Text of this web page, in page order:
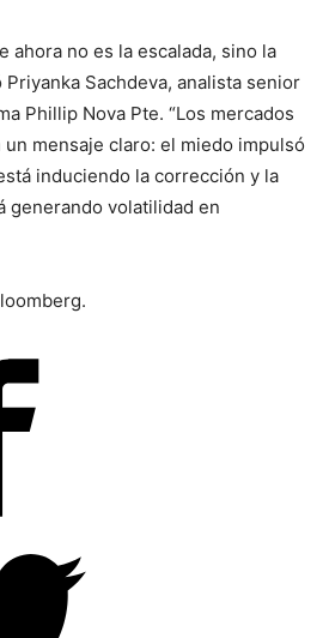
ahora no es la escalada, sino la
Sachdeva, analista senior
Phillip Nova Pte. “Los mercados
mensaje claro: el miedo impulsó
induciendo la corrección y la
generando volatilidad en